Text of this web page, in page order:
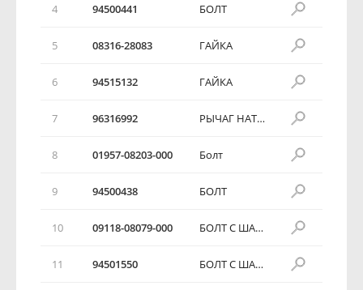
4 94500441 БОЛТ
5 08316-28083 ГАЙКА
6 94515132 ГАЙКА
7 96316992 РЫЧАГ НАТЯЖНОЙ
8 01957-08203-000 Болт
9 94500438 БОЛТ
10 09118-08079-000 БОЛТ С ШАЙБОЙ
11 94501550 БОЛТ С ШАЙБОЙ